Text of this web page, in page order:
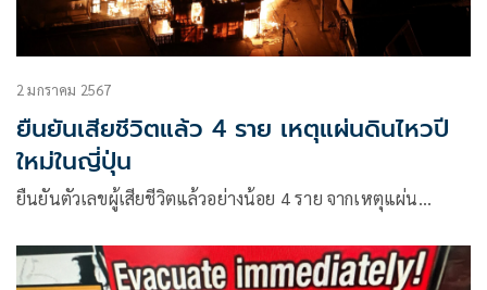
2 มกราคม 2567
ยืนยันเสียชีวิตแล้ว 4 ราย เหตุแผ่นดินไหวปี
ใหม่ในญี่ปุ่น
ยืนยันตัวเลขผู้เสียชีวิตแล้วอย่างน้อย 4 ราย จากเหตุแผ่น…